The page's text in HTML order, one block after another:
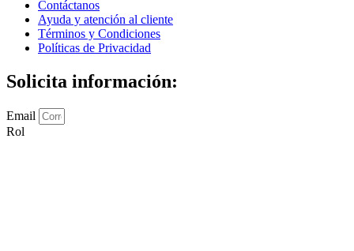
Contáctanos
Ayuda y atención al cliente
Términos y Condiciones
Políticas de Privacidad
Solicita información:
Email
Rol